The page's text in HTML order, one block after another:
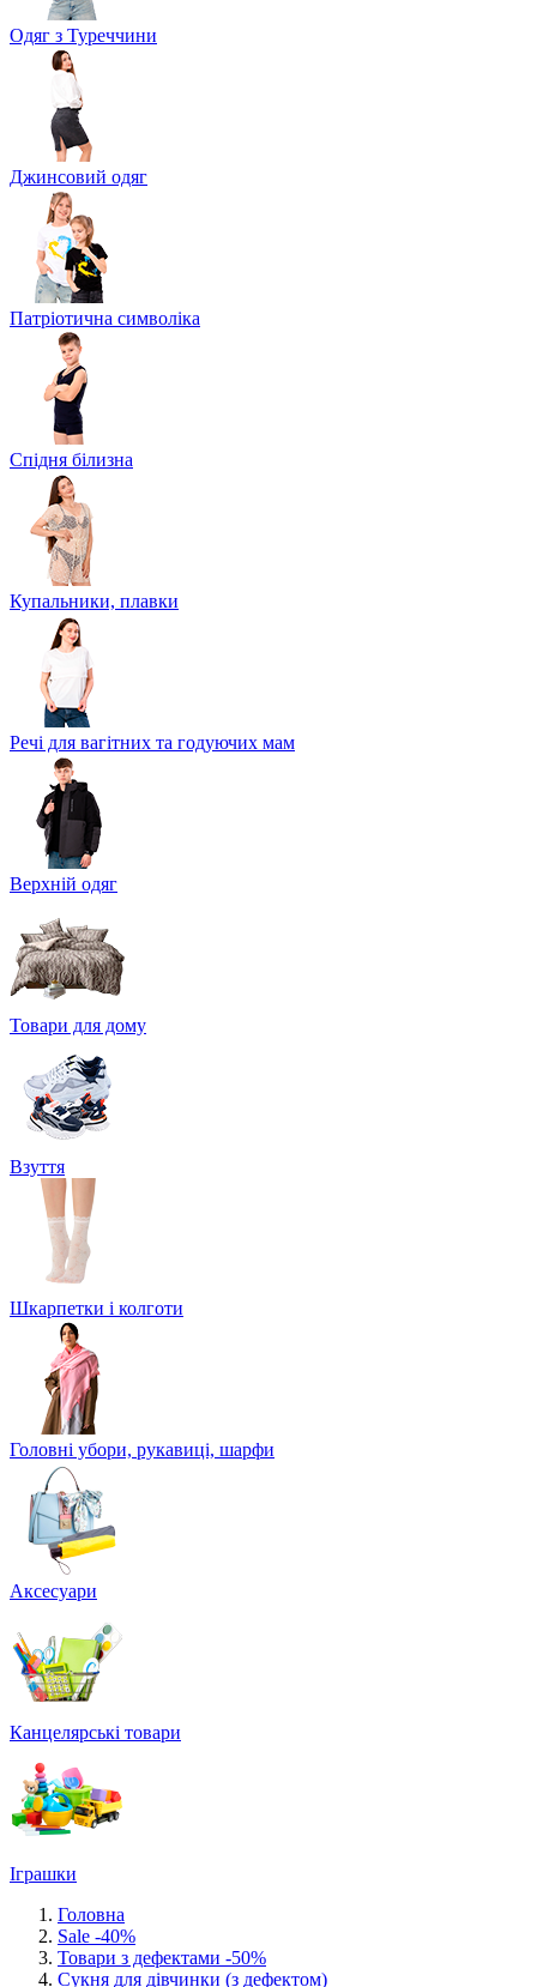
Одяг з Туреччини
Джинсовий одяг
Патріотична символіка
Спідня білизна
Купальники, плавки
Речі для вагітних та годуючих мам
Верхній одяг
Товари для дому
Взуття
Шкарпетки і колготи
Головні убори, рукавиці, шарфи
Аксесуари
Канцелярські товари
Іграшки
Головна
Sale -40%
Товари з дефектами -50%
Сукня для дівчинки (з дефектом)